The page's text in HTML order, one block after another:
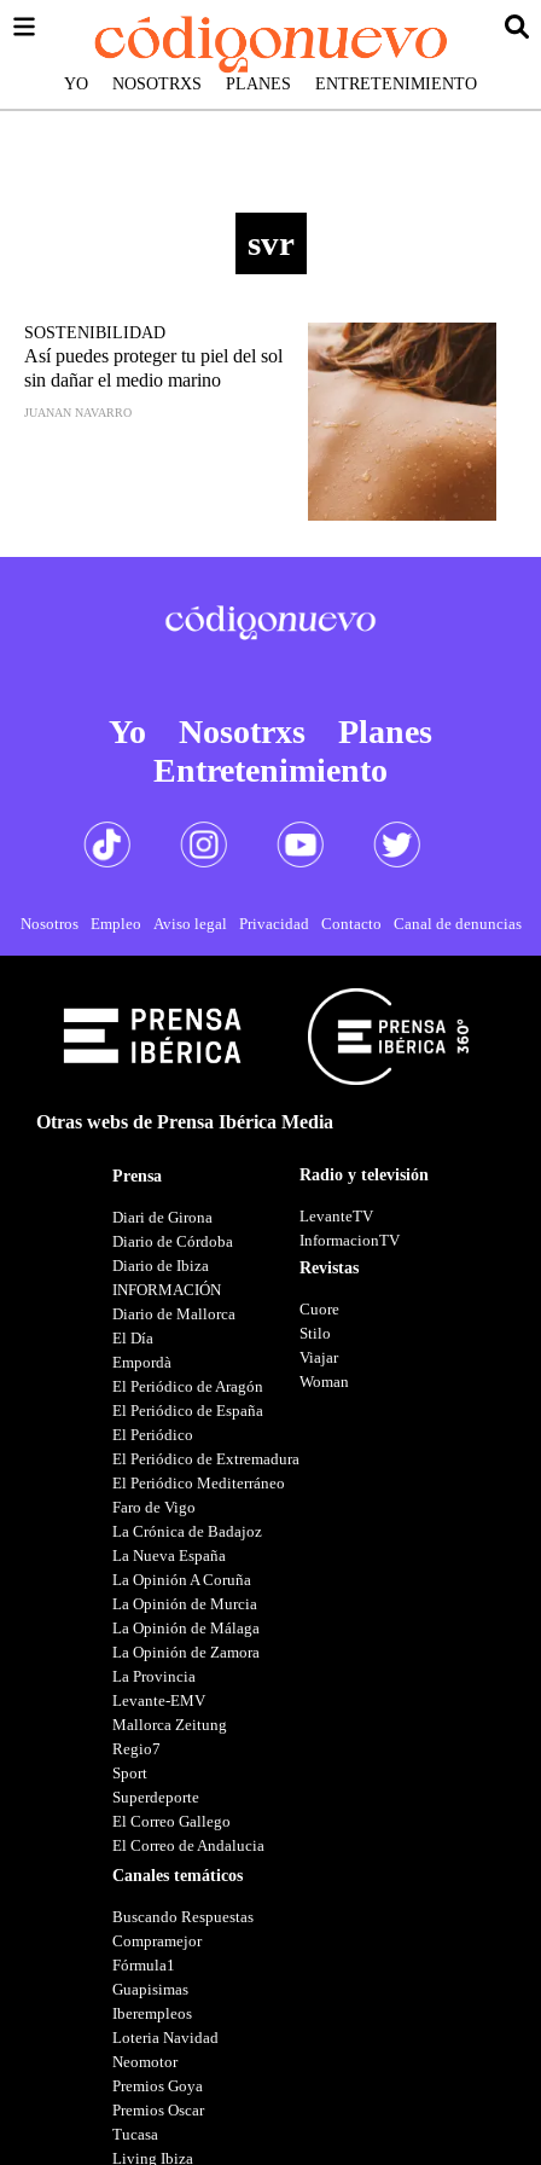
YO NOSOTRXS PLANES ENTRETENIMIENTO
svr
SOSTENIBILIDAD
Así puedes proteger tu piel del sol
sin dañar el medio marino
JUANAN NAVARRO
Yo Nosotrxs
Planes
Entretenimiento
Nosotros Empleo Aviso legal Privacidad Contacto Canal de denuncias
Otras webs de Prensa Ibérica Media
Prensa
Diari de Girona
Diario de Córdoba
Diario de Ibiza
INFORMACIÓN
Diario de Mallorca
El Día
Empordà
El Periódico de Aragón
El Periódico de España
El Periódico
El Periódico de Extremadura
El Periódico Mediterráneo
Faro de Vigo
La Crónica de Badajoz
La Nueva España
La Opinión A Coruña
La Opinión de Murcia
La Opinión de Málaga
La Opinión de Zamora
La Provincia
Levante-EMV
Mallorca Zeitung
Regio7
Sport
Superdeporte
El Correo Gallego
El Correo de Andalucia
Canales temáticos
Buscando Respuestas
Compramejor
Fórmula1
Guapisimas
Iberempleos
Loteria Navidad
Neomotor
Premios Goya
Premios Oscar
Tucasa
Living Ibiza
Radio y televisión
LevanteTV
InformacionTV
Revistas
Cuore
Stilo
Viajar
Woman